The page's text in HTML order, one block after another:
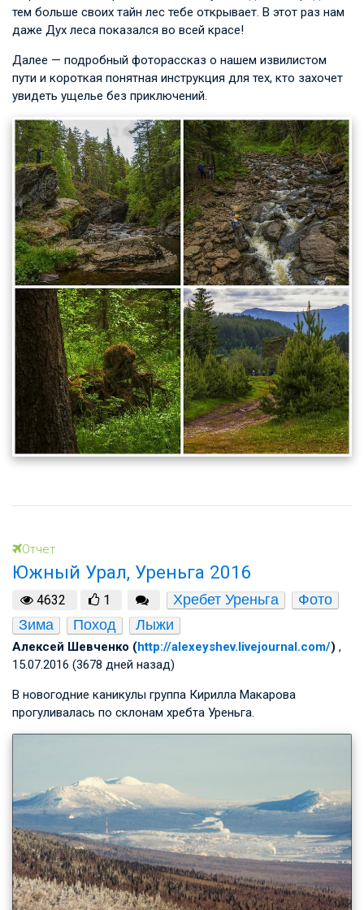
тем больше своих тайн лес тебе открывает. В этот раз нам
даже Дух леса показался во всей красе!
Далее — подробный фоторассказ о нашем извилистом
пути и короткая понятная инструкция для тех, кто захочет
увидеть ущелье без приключений.
Отчет
Южный Урал, Уреньга 2016
4632 1 Хребет Уреньга
Фото
Зима
Поход Лыжи
Алексей Шевченко (http://alexeyshev.livejournal.com/) ,
15.07.2016 (3678 дней назад)
В новогодние каникулы группа Кирилла Макарова
прогуливалась по склонам хребта Уреньга.